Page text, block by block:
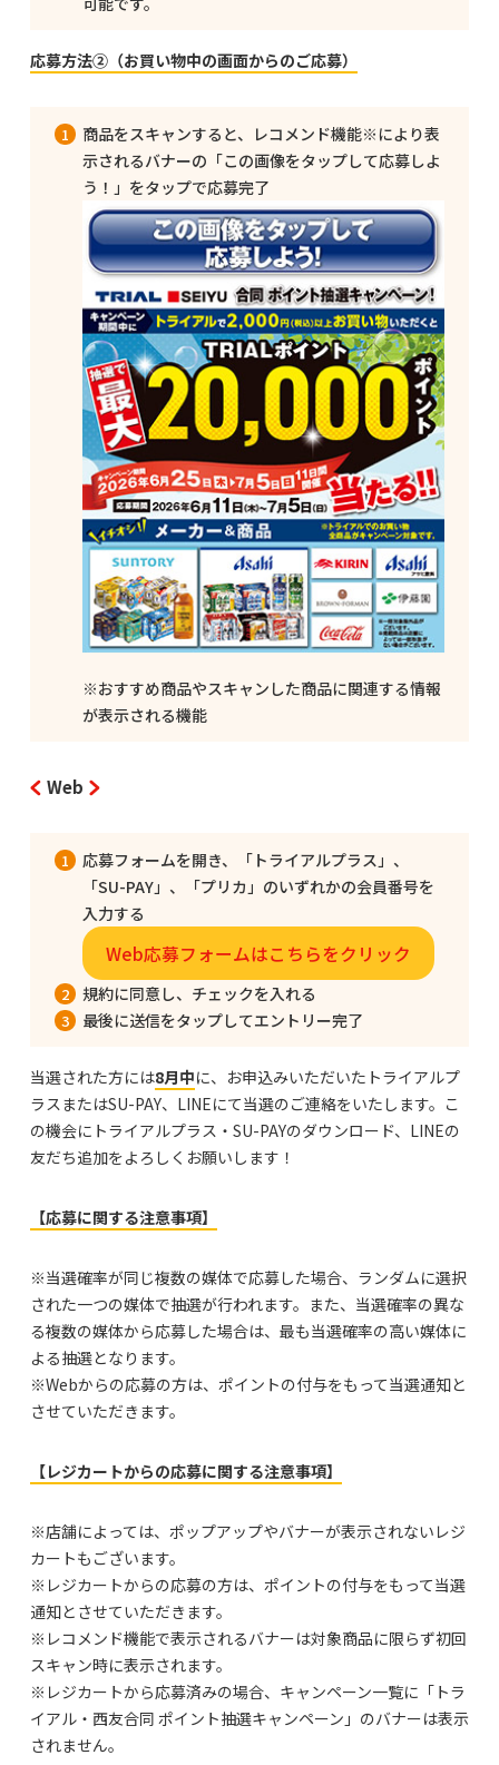
応募方法②（お買い物中の画面からのご応募）
商品をスキャンすると、レコメンド機能※により表
示されるバナーの「この画像をタップして応募しよ
う！」をタップで応募完了
※おすすめ商品やスキャンした商品に関連する情報
が表示される機能
Web
応募フォームを開き、「トライアルプラス」、
「SU-PAY」、「プリカ」のいずれかの会員番号を
入力する
Web応募フォームはこちらをクリック
規約に同意し、チェックを入れる
最後に送信をタップしてエントリー完了
当選された方には8月中に、お申込みいただいたトライアルプ
ラスまたはSU-PAY、LINEにて当選のご連絡をいたします。こ
の機会にトライアルプラス・SU-PAYのダウンロード、LINEの
友だち追加をよろしくお願いします！
【応募に関する注意事項】
※当選確率が同じ複数の媒体で応募した場合、ランダムに選択
された一つの媒体で抽選が行われます。また、当選確率の異な
る複数の媒体から応募した場合は、最も当選確率の高い媒体に
よる抽選となります。
※Webからの応募の方は、ポイントの付与をもって当選通知と
させていただきます。
【レジカートからの応募に関する注意事項】
※店舗によっては、ポップアップやバナーが表示されないレジ
カートもございます。
※レジカートからの応募の方は、ポイントの付与をもって当選
通知とさせていただきます。
※レコメンド機能で表示されるバナーは対象商品に限らず初回
スキャン時に表示されます。
※レジカートから応募済みの場合、キャンペーン一覧に「トラ
イアル・西友合同 ポイント抽選キャンペーン」のバナーは表示
されません。